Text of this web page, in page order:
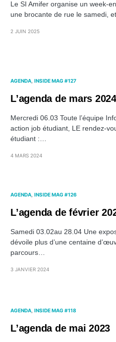
Le SI Amifer organise un week-
une brocante de rue le samedi,
2 JUIN 2025
AGENDA INSIDE MAG #127
L’agenda de mars 2024
Mercredi 06.03 Toute l’équipe
action job étudiant, LE rendez-
étudiant :…
4 MARS 2024
AGENDA INSIDE MAG #126
L’agenda de février
Samedi 03.02au 28.04 Une
dévoile plus d’une centaine
parcours…
3 JANVIER 2024
AGENDA INSIDE MAG #118
L’agenda de mai 2023